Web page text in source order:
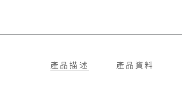
產品描述 產品資料